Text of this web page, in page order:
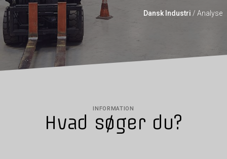
Dansk Industri /Analyse
INFORMATION
Hvad søger du?